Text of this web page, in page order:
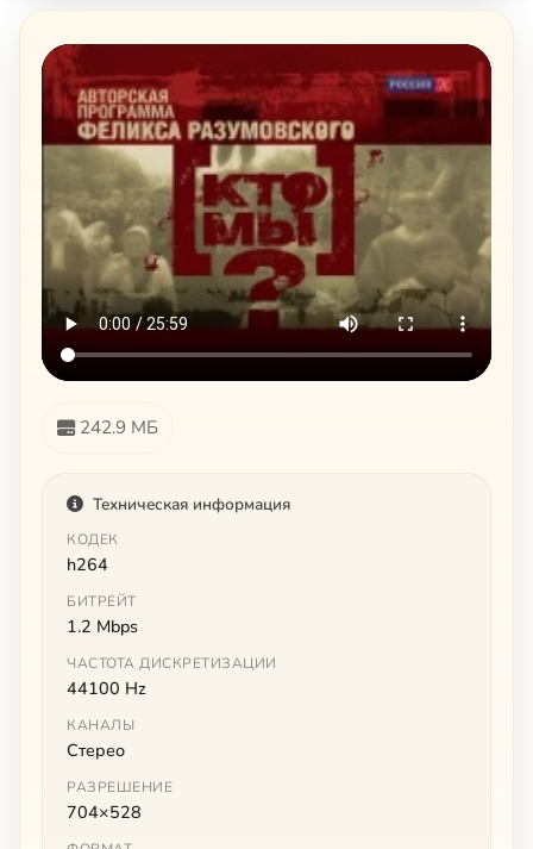
242.9 МБ
Техническая информация
КОДЕК
h264
БИТРЕЙТ
1.2 Mbps
ЧАСТОТА ДИСКРЕТИЗАЦИИ
44100 Hz
КАНАЛЫ
Стерео
РАЗРЕШЕНИЕ
704×528